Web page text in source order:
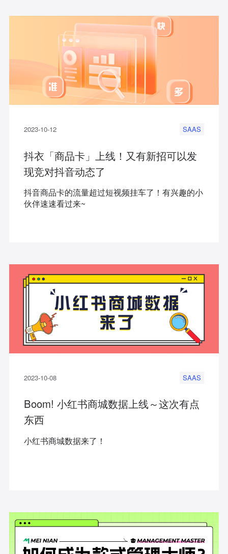
2023-10-12 SAAS
抖衣「商品卡」上线！又有新招可以发
现竞对抖音动态了
抖音商品卡的流量超过短视频挂车了！有兴趣的小
伙伴速速看过来~
2023-10-08 SAAS
Boom! 小红书商城数据上线～这次有点
东西
小红书商城数据来了！